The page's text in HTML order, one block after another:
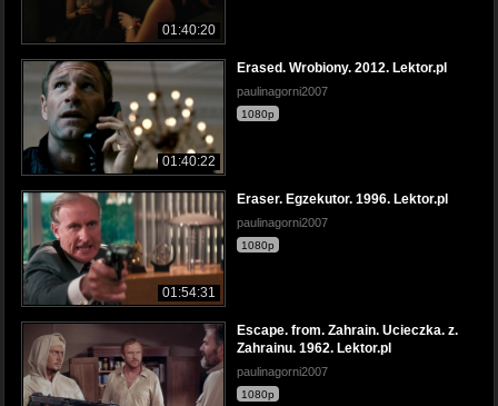
01:40:20
01:40:22
Erased. Wrobiony. 2012. Lektor.pl
paulinagorni2007
1080p
01:54:31
Eraser. Egzekutor. 1996. Lektor.pl
paulinagorni2007
1080p
Escape. from. Zahrain. Ucieczka. z.
Zahrainu. 1962. Lektor.pl
paulinagorni2007
1080p